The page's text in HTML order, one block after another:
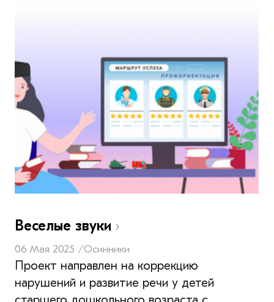
Веселые звуки
06 Мая 2025 /Осинники
Проект направлен на коррекцию
нарушений и развитие речи у детей